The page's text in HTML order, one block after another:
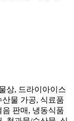
상, 드라이아이스
물 가공, 식료품
판매, 냉동식품